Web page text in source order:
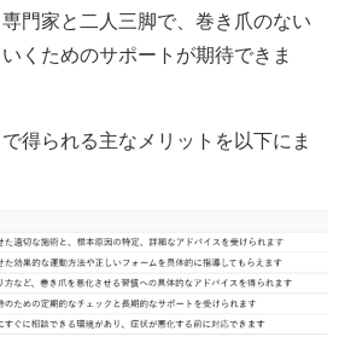
門家と二人三脚で、巻き爪のない
くためのサポートが期待できま
得られる主なメリットを以下にま